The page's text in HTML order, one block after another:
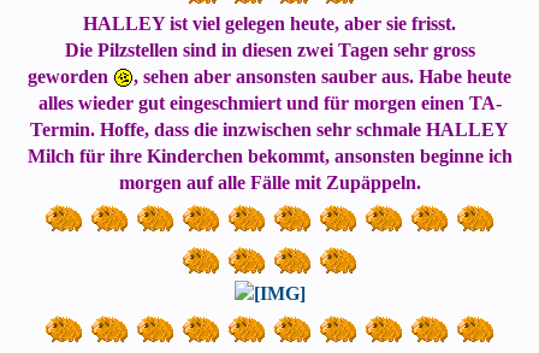
HALLEY ist viel gelegen heute, aber sie frisst.
Die Pilzstellen sind in diesen zwei Tagen sehr gross
geworden
, sehen aber ansonsten sauber aus. Habe heute
alles wieder gut eingeschmiert und für morgen einen TA-
Termin. Hoffe, dass die inzwischen sehr schmale HALLEY
Milch für ihre Kinderchen bekommt, ansonsten beginne ich
morgen auf alle Fälle mit Zupäppeln.